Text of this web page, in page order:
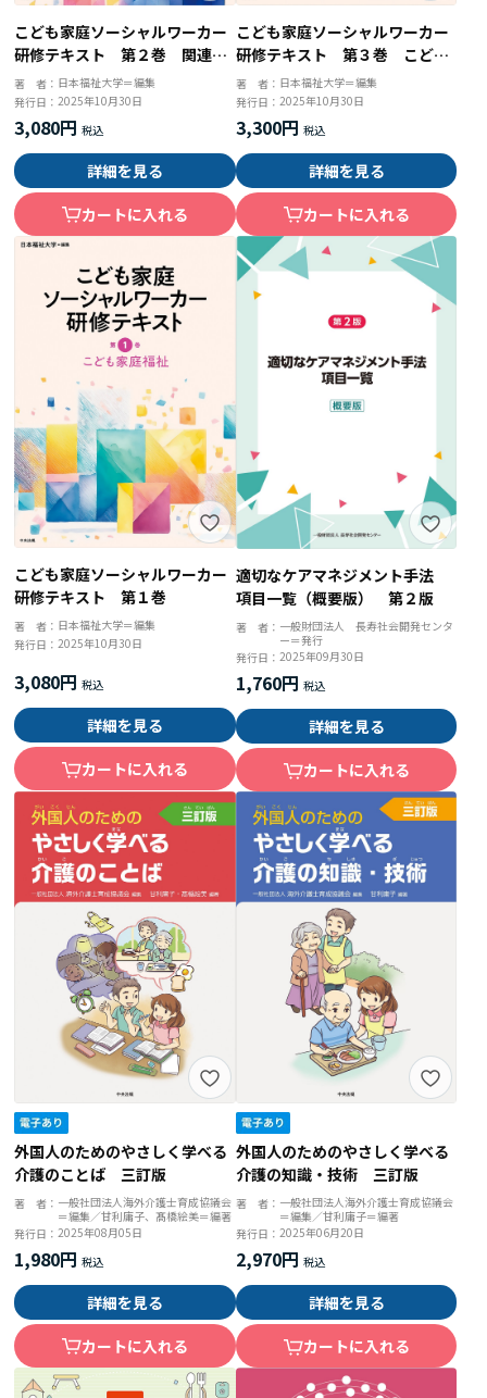
こども家庭ソーシャルワーカー
研修テキスト 第２巻 関連知
識
著 者： 日本福祉大学＝編集
発行日：2025年10月30日
3,080円
詳細を見る
カートに入れる
こども家庭ソーシャルワーカー
研修テキスト 第３巻 こども
家庭福祉とソーシャルワーク
著 者： 日本福祉大学＝編集
発行日： 2025年10月30日
3,300円
詳細を見る
カートに入れる
こども家庭ソーシャルワーカー
研修テキスト 第１巻
著 者： 日本福祉大学＝編集
発行日：2025年10月30日
3,080円
詳細を見る
カートに入れる
適切なケアマネジメント手法
項目一覧（概要版） 第２版
著 者： 一般財団法人 長寿社会開発センタ
ー＝発行
発行日： 2025年09月30日
1,760円
詳細を見る
カートに入れる
外国人のためのやさしく学べる
介護のことば 三訂版
著 者： 一般社団法人海外介護士育成協議会
＝編集／甘利庸子、髙橋絵美＝編著
発行日：2025年08月05日
1,980円
詳細を見る
カートに入れる
外国人のためのやさしく学べる
介護の知識・技術 三訂版
著 者： 一般社団法人海外介護士育成協議会
＝編集／甘利庸子＝編著
発行日： 2025年06月20日
2,970円
詳細を見る
カートに入れる